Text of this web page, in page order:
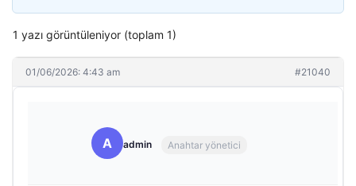
1 yazı görüntüleniyor (toplam 1)
01/06/2026: 4:43 am #21040
A admin Anahtar yönetici